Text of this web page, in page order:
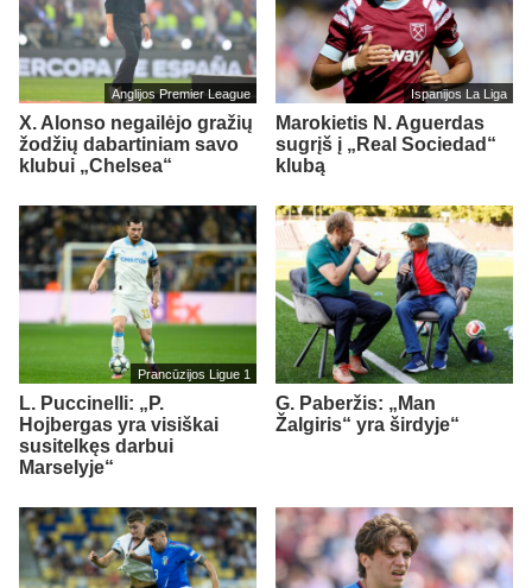
Anglijos Premier League
X. Alonso negailėjo gražių
žodžių dabartiniam savo
klubui „Chelsea“
Ispanijos La Liga
Marokietis N. Aguerdas
sugrįš į „Real Sociedad“
klubą
Prancūzijos Ligue 1
L. Puccinelli: „P.
Hojbergas yra visiškai
susitelkęs darbui
Marselyje“
G. Paberžis: „Man
Žalgiris“ yra širdyje“